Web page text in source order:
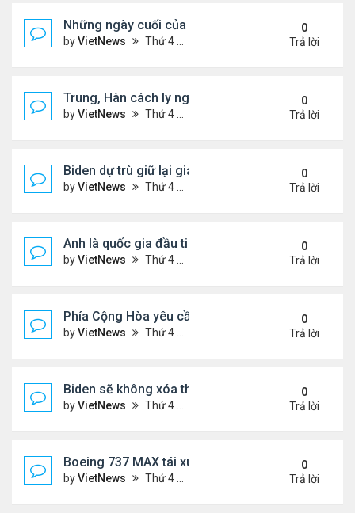
Những ngày cuối của Trump ở Nhà Trắng
byVietNews Thứ 4 Tháng 12 02, 2020 1:55 pm
0
Trả lời
Trung, Hàn cách ly người đến từ nước ngoài như
byVietNews Thứ 4 Tháng 12 02, 2020 1:54 pm
0
Trả lời
Biden dự trù giữ lại giám đốc FBI nếu không bị
byVietNews Thứ 4 Tháng 12 02, 2020 1:52 pm
0
Trả lời
Anh là quốc gia đầu tiên chuẩn thuận vaccine
byVietNews Thứ 4 Tháng 12 02, 2020 1:51 pm
0
Trả lời
Phía Cộng Hòa yêu cầu TCPV chặn chiến thắng
byVietNews Thứ 4 Tháng 12 02, 2020 1:49 pm
0
Trả lời
Biden sẽ không xóa thỏa thuận thương mại với
byVietNews Thứ 4 Tháng 12 02, 2020 12:16 pm
0
Trả lời
Boeing 737 MAX tái xuất
byVietNews Thứ 4 Tháng 12 02, 2020 12:15 pm
0
Trả lời